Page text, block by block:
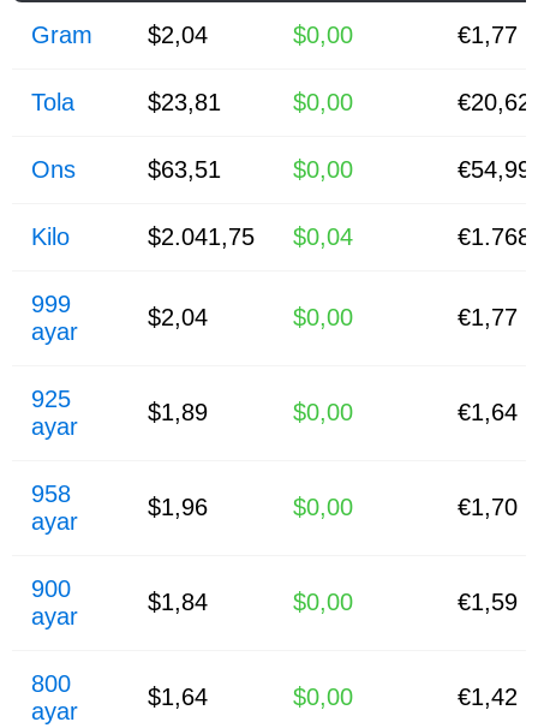
Gram $2,04 $0,00 €1,77
Tola $23,81 $0,00 €20,62
Ons $63,51 $0,00 €54,99
Kilo $2.041,75 $0,04
999
ayar
$2,04 $0,00 €1,77
925
ayar
$1,89 $0,00 €1,64
958
ayar
$1,96 $0,00 €1,70
900
ayar
$1,84 $0,00 €1,59
800
ayar
$1,64 $0,00 €1,42